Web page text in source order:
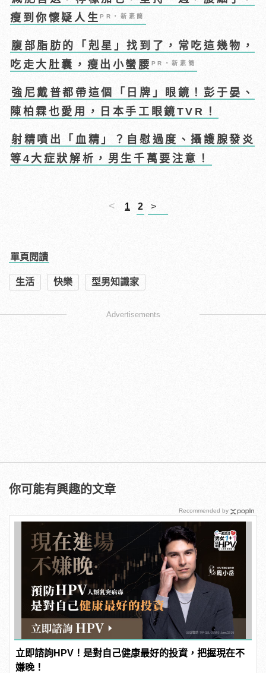
瘦到你懷疑人生PR・新素簡
腹部脂肪的「剋星」找到了，常吃這幾物，
吃走大肚囊，瘦出小蠻腰 PR・新素簡
強尼戴普都帶這個「日牌」眼鏡！彭于晏、
陳柏霖也愛用，日本手工眼鏡TVR！
射精噴出「血精」？自慰過度、攝護腺發炎
等4大症狀解析，男生千萬要注意！
< 1 2 >
單頁閱讀
生活 快樂 型男知識家
Advertisements
你可能有興趣的文章
立即諮詢HPV！是對自己健康最好的投資，把握現在不
嫌晚！
Recommended by